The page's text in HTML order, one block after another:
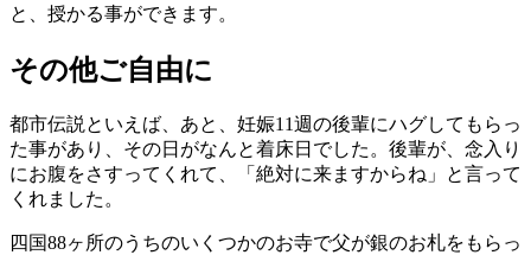
と、授かる事ができます。
その他ご自由に
都市伝説といえば、あと、妊娠11週の後輩にハグしてもらっ
た事があり、その日がなんと着床日でした。後輩が、念入り
にお腹をさすってくれて、「絶対に来ますからね」と言って
くれました。
四国88ヶ所のうちのいくつかのお寺で父が銀のお札をもらっ